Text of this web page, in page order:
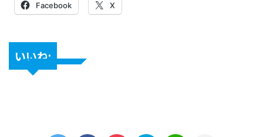
Facebook X
いいね: